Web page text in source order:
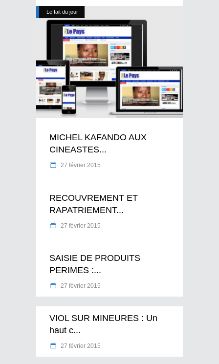
Le fait du jour
MICHEL KAFANDO AUX
CINEASTES...
27 février 2015
RECOUVREMENT ET
RAPATRIEMENT...
27 février 2015
SAISIE DE PRODUITS
PERIMES :...
27 février 2015
VIOL SUR MINEURES : Un
haut c...
27 février 2015